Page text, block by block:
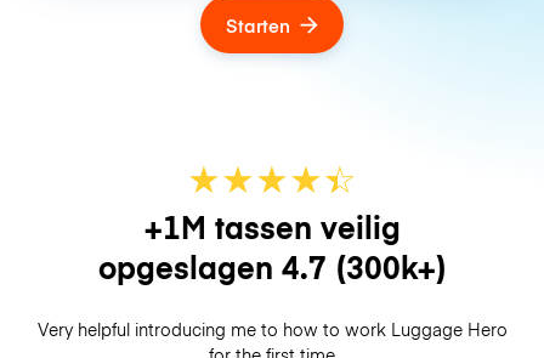
Starten
★★★★☆
★
+1M tassen veilig
opgeslagen 4.7 (300k+)
Very helpful introducing me to how to work Luggage Hero